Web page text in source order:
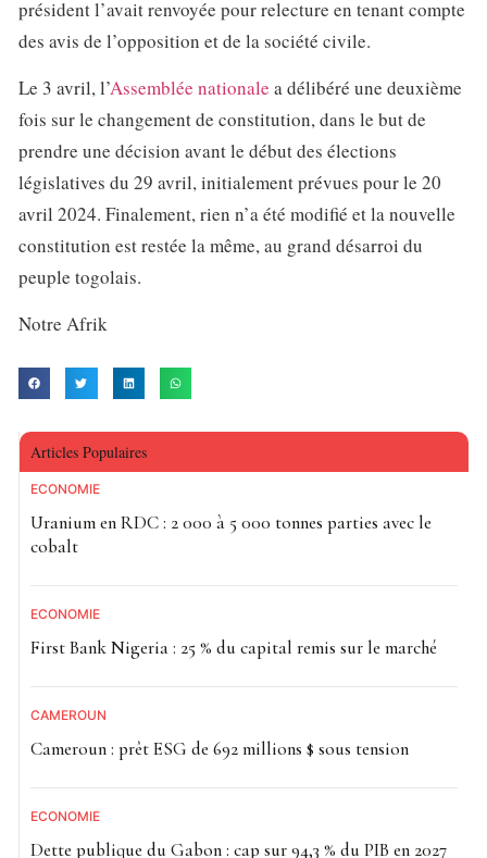
président l’avait renvoyée pour relecture en tenant compte
des avis de l’opposition et de la société civile.
Le 3 avril, l’Assemblée nationale a délibéré une deuxième
fois sur le changement de constitution, dans le but de
prendre une décision avant le début des élections
législatives du 29 avril, initialement prévues pour le 20
avril 2024. Finalement, rien n’a été modifié et la nouvelle
constitution est restée la même, au grand désarroi du
peuple togolais.
Notre Afrik
Articles Populaires
ECONOMIE
Uranium en RDC : 2 000 à 5 000 tonnes parties avec le
cobalt
ECONOMIE
First Bank Nigeria : 25 % du capital remis sur le marché
CAMEROUN
Cameroun : prêt ESG de 692 millions $ sous tension
ECONOMIE
Dette publique du Gabon : cap sur 94,3 % du PIB en 2027